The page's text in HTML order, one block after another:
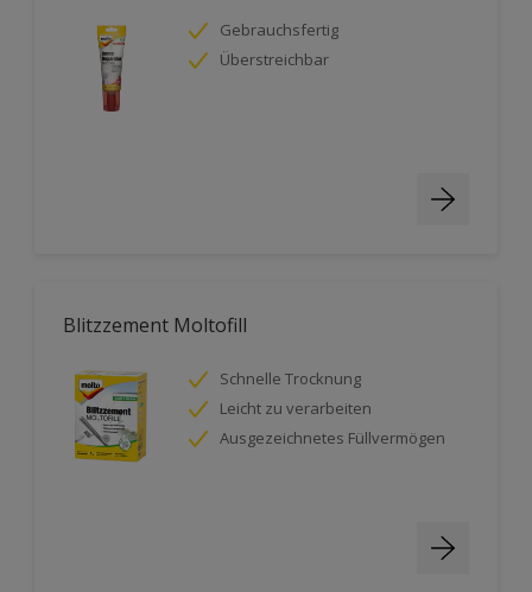
Gebrauchsfertig
Überstreichbar
Blitzzement Moltofill
Schnelle Trocknung
Leicht zu verarbeiten
Ausgezeichnetes Füllvermögen